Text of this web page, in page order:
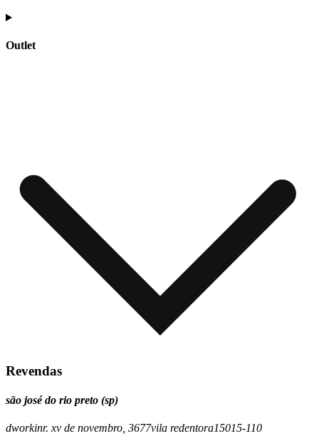
Outlet
Revendas
são josé do rio preto (sp)
dworkinr. xv de novembro, 3677vila redentora15015-110